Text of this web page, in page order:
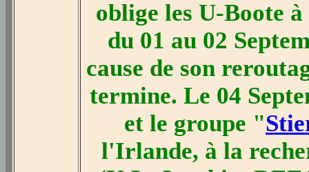
oblige les U-Boote
du 01 au 02
cause de son
termine. Le 04
et le groupe "
l'Irlande, à la